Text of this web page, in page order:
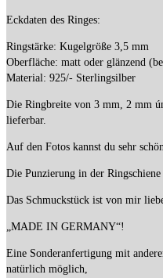
Eckdaten des Ringes:
Ringstärke: Kugelgröße 3,5 mm
Oberfläche: matt oder glänzend
Material: 925/- Sterlingsilber
Die Ringbreite von 3 mm, 2 mm
lieferbar.
Auf den Fotos kannst du sehr
Die Punzierung in der Ringschiene
Das Schmuckstück ist von mir
„MADE IN GERMANY“!
Eine Sonderanfertigung mit
natürlich möglich,